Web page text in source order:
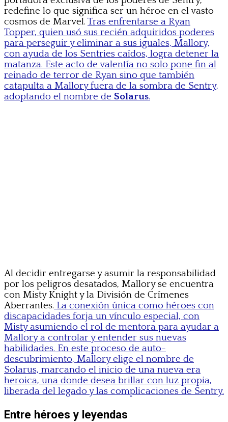
redefine lo que significa ser un héroe en el vasto
cosmos de Marvel. Tras enfrentarse a Ryan
Topper, quien usó sus recién adquiridos poderes
para perseguir y eliminar a sus iguales, Mallory,
con ayuda de los Sentries caídos, logra detener la
matanza. Este acto de valentía no solo pone fin al
reinado de terror de Ryan sino que también
catapulta a Mallory fuera de la sombra de Sentry,
adoptando el nombre de Solarus.
Al decidir entregarse y asumir la responsabilidad
por los peligros desatados, Mallory se encuentra
con Misty Knight y la División de Crímenes
Aberrantes. La conexión única como héroes con
discapacidades forja un vínculo especial, con
Misty asumiendo el rol de mentora para ayudar a
Mallory a controlar y entender sus nuevas
habilidades. En este proceso de auto-
descubrimiento, Mallory elige el nombre de
Solarus, marcando el inicio de una nueva era
heroica, una donde desea brillar con luz propia,
liberada del legado y las complicaciones de Sentry.
Entre héroes y leyendas